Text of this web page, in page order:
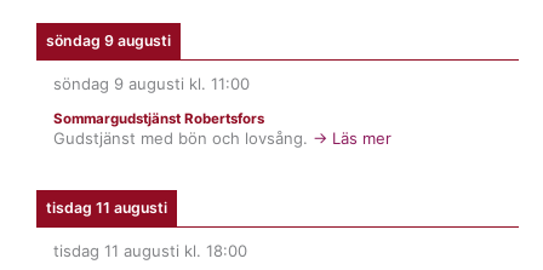
söndag 9 augusti
söndag 9 augusti kl. 11:00
Sommargudstjänst Robertsfors
Gudstjänst med bön och lovsång. → Läs mer
tisdag 11 augusti
tisdag 11 augusti kl. 18:00